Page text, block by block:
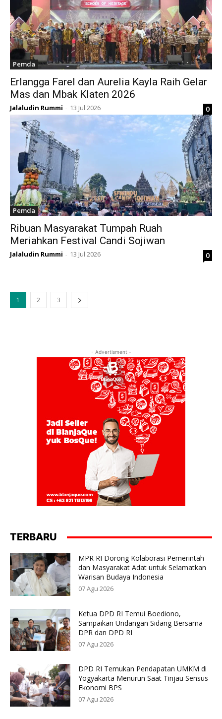
Pemda
Erlangga Farel dan Aurelia Kayla Raih Gelar
Mas dan Mbak Klaten 2026
Jalaludin Rummi - 13 Jul 2026 0
Pemda
Ribuan Masyarakat Tumpah Ruah
Meriahkan Festival Candi Sojiwan
Jalaludin Rummi - 13 Jul 2026 0
1 2 3
- Advertisment -
TERBARU
MPR RI Dorong Kolaborasi Pemerintah
dan Masyarakat Adat untuk Selamatkan
Warisan Budaya Indonesia
07 Agu 2026
Ketua DPD RI Temui Boediono,
Sampaikan Undangan Sidang Bersama
DPR dan DPD RI
07 Agu 2026
DPD RI Temukan Pendapatan UMKM di
Yogyakarta Menurun Saat Tinjau Sensus
Ekonomi BPS
07 Agu 2026